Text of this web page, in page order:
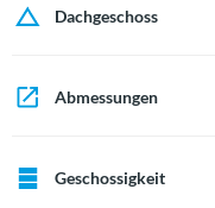
Dachgeschoss
Abmessungen
Geschossigkeit